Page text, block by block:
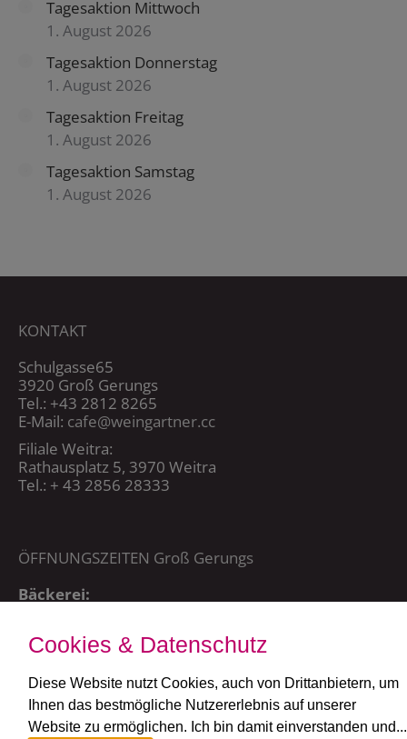
Tagesaktion Mittwoch
1. August 2026
Tagesaktion Donnerstag
1. August 2026
Tagesaktion Freitag
1. August 2026
Tagesaktion Samstag
1. August 2026
KONTAKT
Schulgasse65
3920 Groß Gerungs
Tel.: +43 2812 8265
E-Mail: cafe@weingartner.cc
Filiale Weitra:
Rathausplatz 5, 3970 Weitra
Tel.: + 43 2856 28333
ÖFFNUNGSZEITEN Groß Gerungs
Bäckerei:
Café:
täglich ab 7:30 Uhr
ÖFFNUNGSZEITEN Weitra
Cookies & Datenschutz
Diese Website nutzt Cookies, auch von Drittanbietern, um
Ihnen das bestmögliche Nutzererlebnis auf unserer
Website zu ermöglichen. Ich bin damit einverstanden und...